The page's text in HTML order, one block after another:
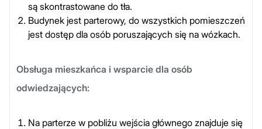
są skontrastowane do tła.
Budynek jest parterowy, do wszystkich pomieszczeń
jest dostęp dla osób poruszających się na wózkach.
Obsługa mieszkańca i wsparcie dla osób
odwiedzających:
Na parterze w pobliżu wejścia głównego znajduje się